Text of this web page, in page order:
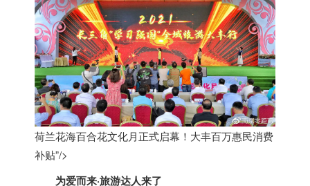
荷兰花海百合花文化月正式启幕！大丰百万惠民消费
补贴”/>
为爱而来·旅游达人来了